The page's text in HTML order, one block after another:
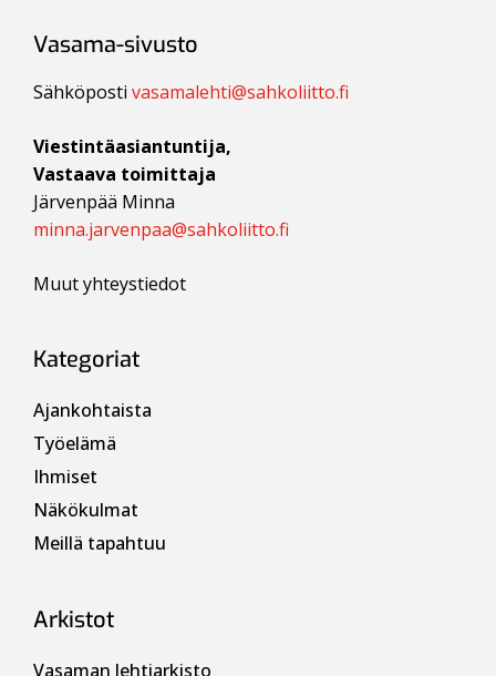
Vasama-sivusto
Sähköpostivasamalehti@sahkoliitto.fi
Viestintäasiantuntija,
Vastaava toimittaja
Järvenpää Minna
minna.jarvenpaa@sahkoliitto.fi
Muut yhteystiedot
Kategoriat
Ajankohtaista
Työelämä
Ihmiset
Näkökulmat
Meillä tapahtuu
Arkistot
Vasaman lehtiarkisto